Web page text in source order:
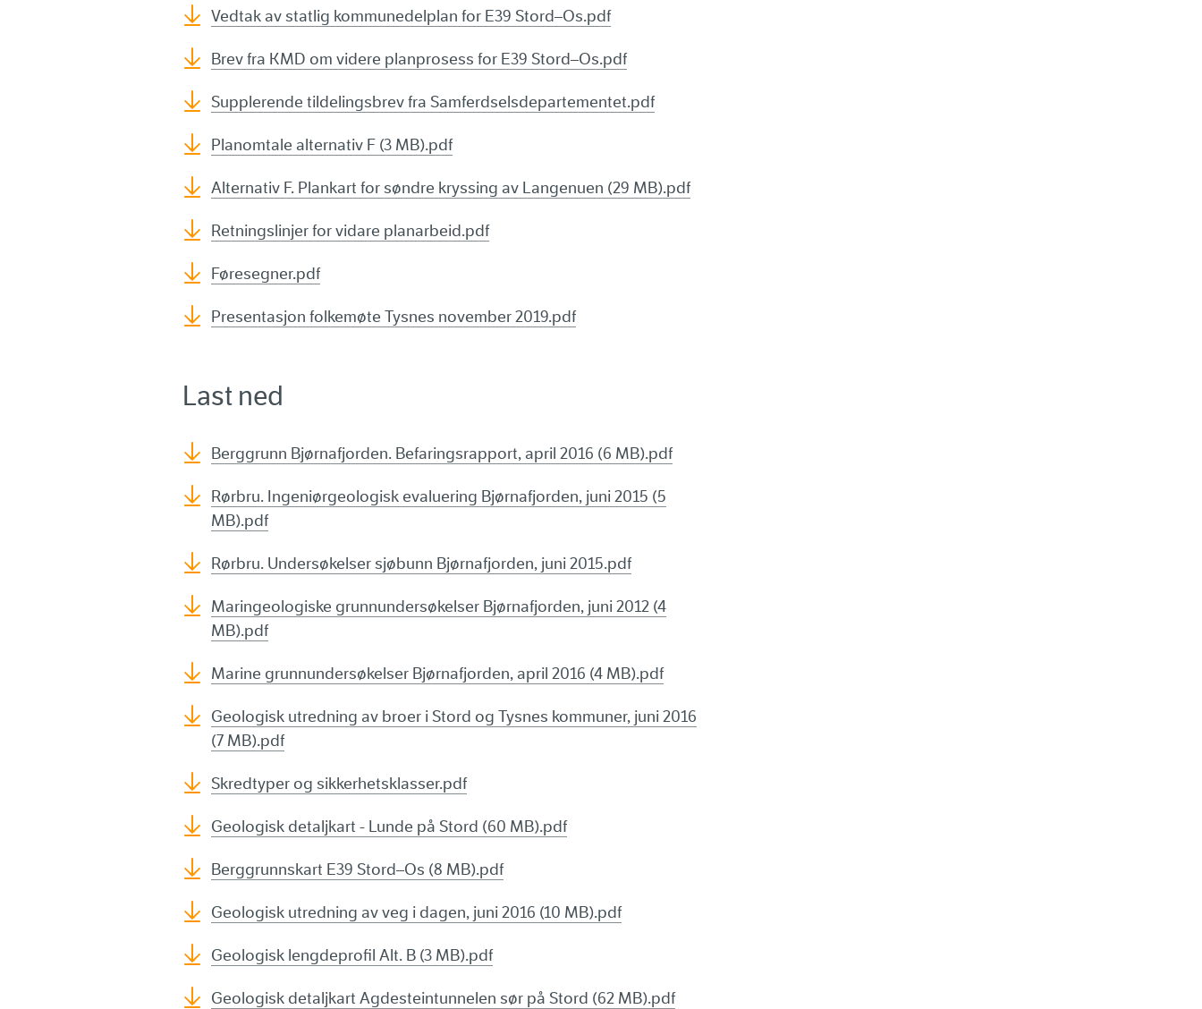
Vedtak av statlig kommunedelplan for E39 Stord–Os.pdf
Brev fra KMD om videre planprosess for E39 Stord–Os.pdf
Supplerende tildelingsbrev fra Samferdselsdepartementet.pdf
Planomtale alternativ F (3 MB).pdf
Alternativ F. Plankart for søndre kryssing av Langenuen (29 MB).pdf
Retningslinjer for vidare planarbeid.pdf
Føresegner.pdf
Presentasjon folkemøte Tysnes november 2019.pdf
Last ned
Berggrunn Bjørnafjorden. Befaringsrapport, april 2016 (6 MB).pdf
Rørbru. Ingeniørgeologisk evaluering Bjørnafjorden, juni 2015 (5
MB).pdf
Rørbru. Undersøkelser sjøbunn Bjørnafjorden, juni 2015.pdf
Maringeologiske grunnundersøkelser Bjørnafjorden, juni 2012 (4
MB).pdf
Marine grunnundersøkelser Bjørnafjorden, april 2016 (4 MB).pdf
Geologisk utredning av broer i Stord og Tysnes kommuner, juni 2016
(7 MB).pdf
Skredtyper og sikkerhetsklasser.pdf
Geologisk detaljkart - Lunde på Stord (60 MB).pdf
Berggrunnskart E39 Stord–Os (8 MB).pdf
Geologisk utredning av veg i dagen, juni 2016 (10 MB).pdf
Geologisk lengdeprofil Alt. B (3 MB).pdf
Geologisk detaljkart Agdesteintunnelen sør på Stord (62 MB).pdf